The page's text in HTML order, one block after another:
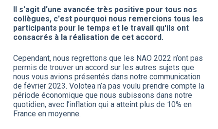
Il s'agit d'une avancée très positive pour tous nos
collègues, c'est pourquoi nous remercions tous les
participants pour le temps et le travail qu'ils ont
consacrés à la réalisation de cet accord.
Cependant, nous regrettons que les NAO 2022 n’ont pas
permis de trouver un accord sur les autres sujets que
nous vous avions présentés dans notre communication
de février 2023. Volotea n’a pas voulu prendre compte la
période économique que nous subissons dans notre
quotidien, avec l’inflation qui a atteint plus de 10% en
France en moyenne.